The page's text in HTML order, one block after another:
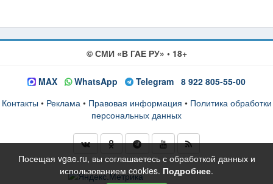
© СМИ «В ГАЕ РУ» • 18+
MAX WhatsApp Telegram 8 922 805-55-00
Контакты • Реклама• Правовая информация • Политика обработки
персональных данных
Посещая vgae.ru, вы соглашаетесь с обработкой данных и
использованием cookies. Подробнее.